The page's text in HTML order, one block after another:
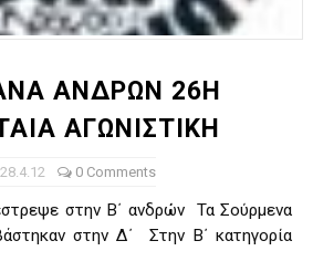
ΜΠΑΣΚΕΤ : 39Η ΕΠΕΤΕΙΟΣ ΑΠΟ
τελικό κυπέλλου ανδρών ΕΣΚΑΝΑ
για τον Πανελευσινιακό στον
καρύδι η Φιλία Περάματος
Στο f4 ΑΕ Ρέντη, Πέρα , Ερμής
ΑΝΔΡΩΝ 26Η
ΑΓΩΝΙΣΤΙΚΗ
28.4.12 0 Comments
στην Β΄ ανδρών Τα Σούρμενα
στην Δ΄ Στην Β΄ κατηγορία